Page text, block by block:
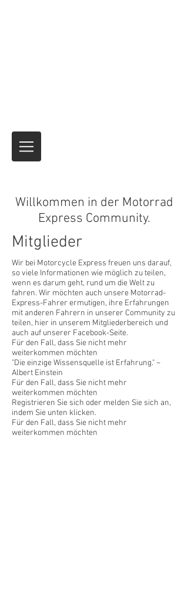
Niemand hat es besser gemacht.
40 Jahren.
Willkommen in der Motorrad
Express Community.
Mitglieder
Wir bei Motorcycle Express freuen uns darauf,
so viele Informationen wie möglich zu teilen,
wenn es darum geht, rund um die Welt zu
fahren. Wir möchten auch unsere Motorrad-
Express-Fahrer ermutigen, ihre Erfahrungen
mit anderen Fahrern in unserer Community zu
teilen, hier in unserem Mitgliederbereich und
auch auf unserer Facebook-Seite.
Für den Fall, dass Sie nicht mehr
weiterkommen möchten
"Die einzige Wissensquelle ist Erfahrung." ~
Albert Einstein
Für den Fall, dass Sie nicht mehr
weiterkommen möchten
Registrieren Sie sich oder melden Sie sich an,
indem Sie unten klicken.
Für den Fall, dass Sie nicht mehr
weiterkommen möchten